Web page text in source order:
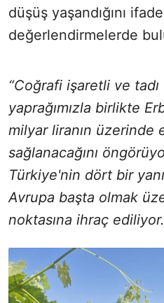
düşüş yaşandığını
değerlendirmelerde
“Coğrafi işaretli ve
yaprağımızla birlikte
milyar liranın üzerinde
sağlanacağını
Türkiye'nin dört bir
Avrupa başta olmak
noktasına ihraç